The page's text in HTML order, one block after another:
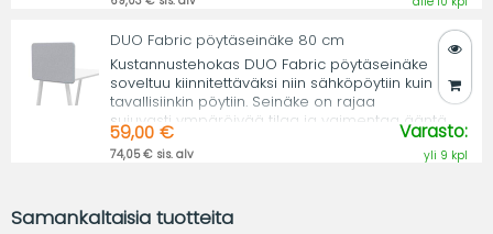
DUO Fabric pöytäseinäke 80 cm
Kustannustehokas DUO Fabric pöytäseinäke
soveltuu kiinnitettäväksi niin sähköpöytiin kuin
tavallisiinkin pöytiin. Seinäke on rajaa
sujuvasti ympäröivää tilaa ja vaimentaa ääntä.
59,00 €
74,05 € sis. alv
Varasto:
yli 9 kpl
Samankaltaisia tuotteita